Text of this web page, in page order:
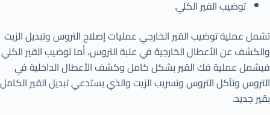
توضيب القير الكلي.
تشمل عملية توضيب القير الخارجي عمليات إصلاح التروس وتبديل الزيت
والكشف عن الأعطال الخارجية في علبة التروس، أما توضيب القير الكلي
فيشمل عملية فك القير بشكل كامل وكشف الأعطال الداخلية في
التروس وتآكل التروس وتسريب الزيت والذي يستدعي تبديل القير الكامل
بقير جديد.